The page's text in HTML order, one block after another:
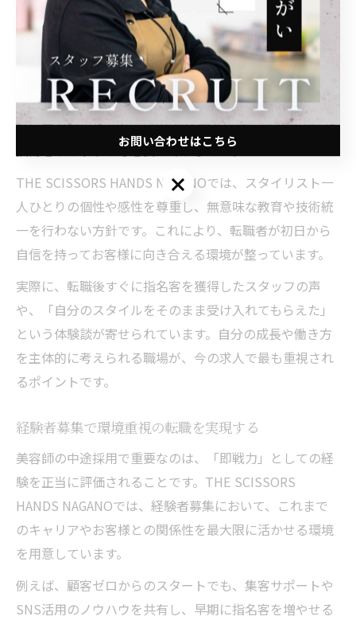
スタイリスト求人が重視する意識改革とは
現代のスタイリスト求人では、単なる人数補充ではなく
「即戦力」として迎え入れる意識改革が進んでいます。
特に中途採用や30代・20代の経験者には、過去の実績や
技術をリセットする必要はありません。
THE SCISSORS HANDS NAGANOでは、スタイリスト一
人ひとりの個性や感性を尊重し、無意味な教育や技術統
一を行わない方針です。これにより、転職者が初日から
自信を持ってお客様に向き合える環境が整っています。
実際に、転職後すぐに指名客を獲得したスタッフの声
や、「自分のスタイルをそのまま受け入れてもらえた」
という体験談が寄せられています。自分の成長や働き方
を主体的に考えられる職場が、今の求人で最も重視され
るポイントです。
経験者募集で環境重視の転職を実現する
美容師の中途採用で重要なのは、「即戦力」としての経
験を正当に評価されることです。THE SCISSORS
HANDS NAGANOでは、経験者募集において、これまで
のキャリアやお客様との関係性を最大限に活かせる環境
を用意しています。
例えば、顧客ゼロからのスタートでも、集客サポートや
SNS活用のノウハウを共有し、早期に指名客を増やせる
お問い合わせはこちら
お問い合わせはこちら